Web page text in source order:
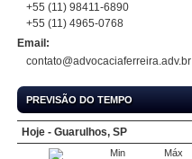
+55 (11) 98411-6890
+55 (11) 4965-0768
Email:
contato@advocaciaferreira.adv.br
PREVISÃO DO TEMPO
Hoje - Guarulhos, SP
Máx
Min